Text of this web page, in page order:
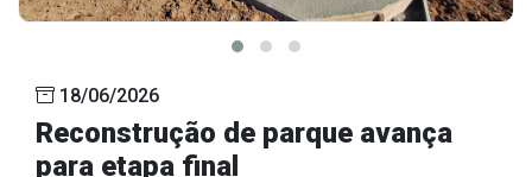
18/06/2026
Reconstrução de parque avança
para etapa final